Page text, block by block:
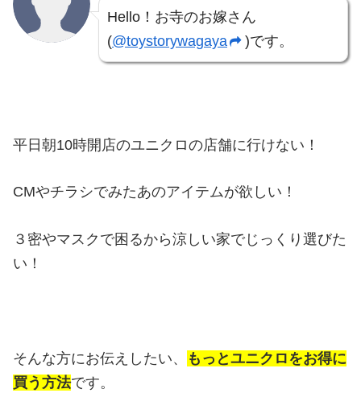
Hello！お寺のお嫁さん
(@toystorywagaya )です。
平日朝10時開店のユニクロの店舗に行けない！
CMやチラシでみたあのアイテムが欲しい！
３密やマスクで困るから涼しい家でじっくり選びた
い！
そんな方にお伝えしたい、
もっとユニクロをお得に
買う方法です。